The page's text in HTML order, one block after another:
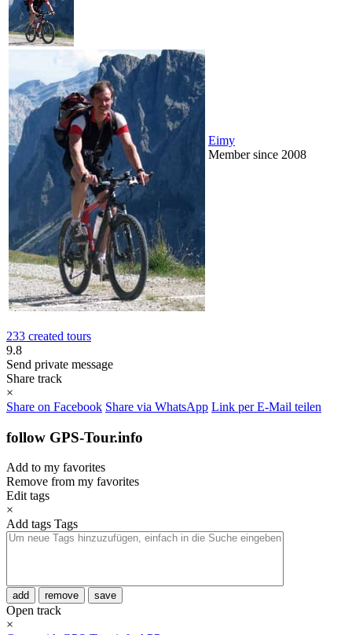
Eimy
Member since 2008
233 created tours
9.8
Send private message
Share track
×
Share on Facebook Share via WhatsApp Link per E-Mail teilen
follow GPS-Tour.info
Add to my favorites
Remove from my favorites
Edit tags
×
Add tags Tags
add remove save
Open track
×